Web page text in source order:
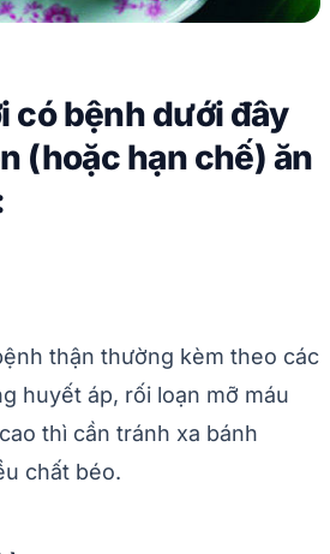
có bệnh dưới đây
(hoặc hạn chế) ăn
thận thường kèm theo các
huyết áp, rối loạn mỡ máu
thì cần tránh xa bánh
chất béo.